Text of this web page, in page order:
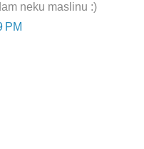
neku maslinu :)
PM